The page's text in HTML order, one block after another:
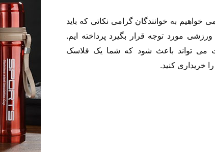
خواهیم به خوانندگان گرامی نکاتی که باید
مورد توجه قرار بگیرد پرداخته ایم.
می تواند باعث شود که شما یک فلاسک
خریداری کنید.